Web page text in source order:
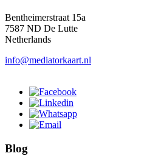
Bentheimerstraat 15a
7587 ND De Lutte
Netherlands
info@mediatorkaart.nl
Blog